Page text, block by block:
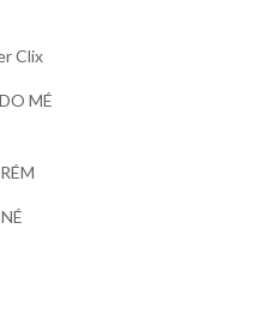
Clix
MÉ